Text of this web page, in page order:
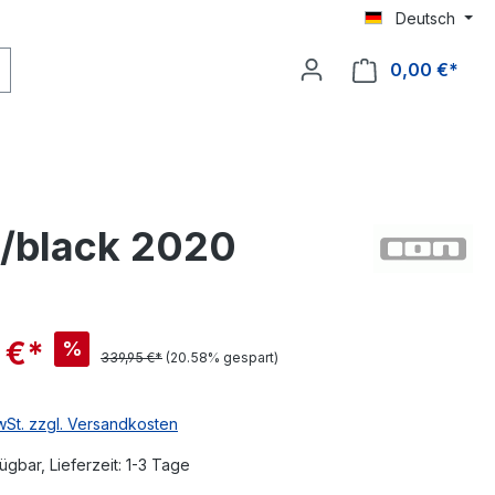
Deutsch
0,00 €*
black 2020
€* % 339,95 €* (20.58% gespart)
zzgl. Versandkosten
Lieferzeit: 1-3 Tage